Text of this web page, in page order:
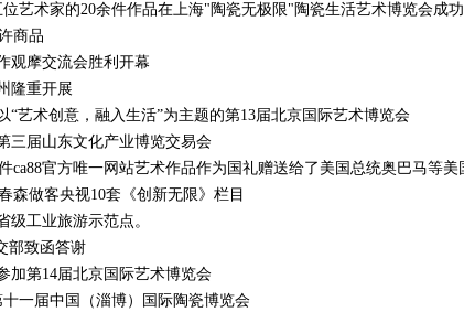
艺术家的20余件作品在上海"陶瓷无极限"陶瓷生活艺术博览会成
商品
观摩交流会胜利开幕
隆重开展
“艺术创意，融入生活”为主题的第13届北京国际艺术博览会
三届山东文化产业博览交易会
ca88官方唯一网站艺术作品作为国礼赠送给了美国总统奥巴马等美
森做客央视10套《创新无限》栏目
级工业旅游示范点。
部致函答谢
加第14届北京国际艺术博览会
一届中国（淄博）国际陶瓷博览会